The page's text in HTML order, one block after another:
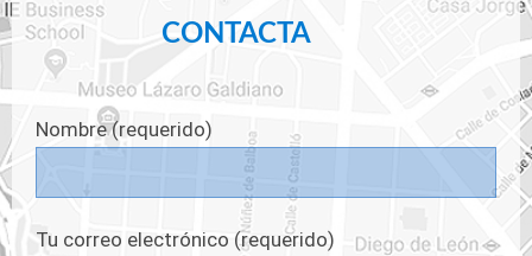
CONTACTA
Nombre (requerido)
Tu correo electrónico (requerido)